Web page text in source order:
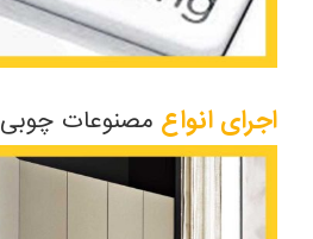
اجرای انواع مصنوعات چوبی